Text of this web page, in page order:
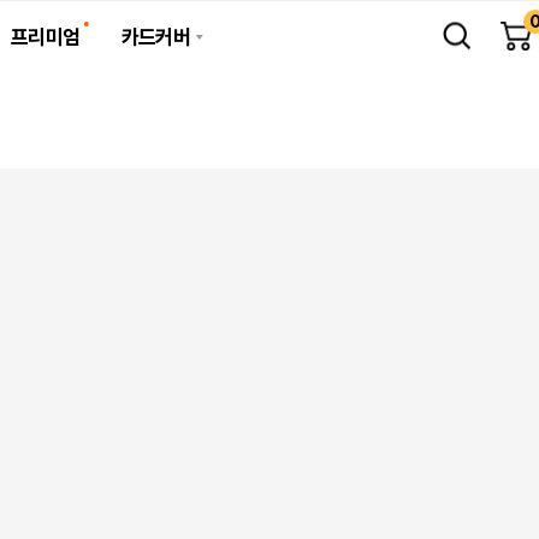
프리미엄 카드커버